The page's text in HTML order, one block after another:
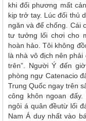
khi đối phương mất
kịp trở tay. Lúc đối thủ
ngăn và để chống. Cái
tư tưởng lối chơi cho
hoàn hảo. Tôi không
là nhà vô địch nên
trên”. Người Ý đến
phòng ngự Catenacio
Trung Quốc ngay trên
công khôn ngoan
ngôi á quân đềutừ lối
Nam Á duy nhất vào